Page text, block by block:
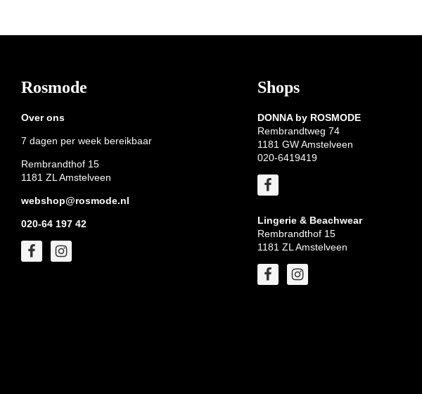
Footer
Rosmode
Over ons
7 dagen per week bereikbaar
Rembrandthof 15
1181 ZL Amstelveen
webshop@rosmode.nl
020-64 197 42
Shops
DONNA by ROSMODE
Rembrandtweg 74
1181 GW Amstelveen
020-6419419
Lingerie & Beachwear
Rembrandthof 15
1181 ZL Amstelveen